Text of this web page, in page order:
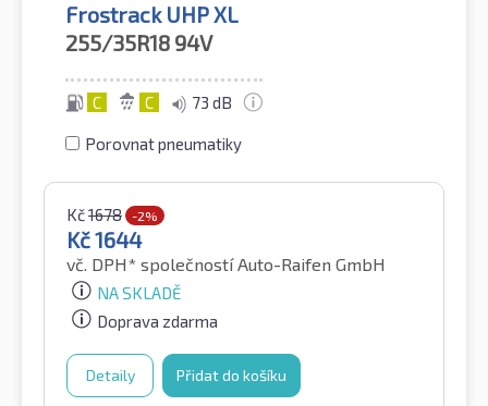
Frostrack UHP XL
255/35R18 94V
C C 73 dB
Porovnat pneumatiky
Kč1678 -2%
Kč1644
vč. DPH* společností Auto-Raifen GmbH
NA SKLADĚ
Doprava zdarma
Detaily Přidat do košíku